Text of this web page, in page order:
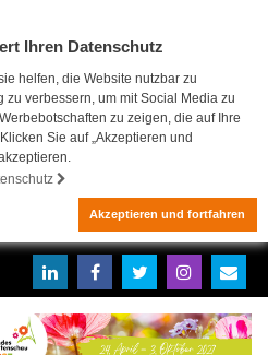
Ihren Datenschutz
helfen, die Website nutzbar zu
zu verbessern, um mit Social Media zu
zu zeigen, die auf Ihre
Sie auf „Akzeptieren und
Akzeptieren und fortfahren